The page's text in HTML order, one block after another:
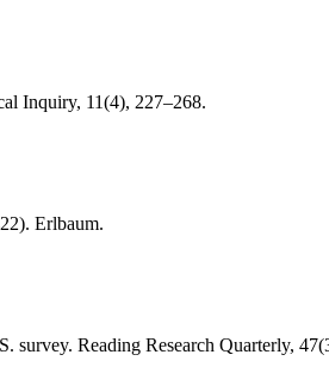
Inquiry, 11(4), 227–268.
Erlbaum.
Reading Research Quarterly,